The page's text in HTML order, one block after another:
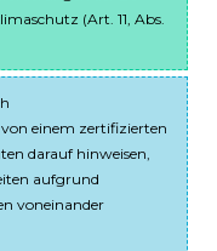
(Art. 11, Abs.
einem zertifizierten
darauf hinweisen,
aufgrund
voneinander